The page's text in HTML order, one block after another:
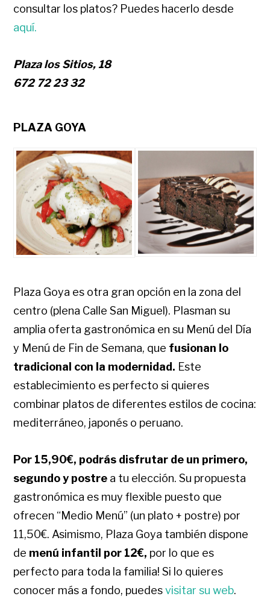
consultar los platos? Puedes hacerlo desde
aquí.
Plaza los Sitios, 18
672 72 23 32
PLAZA GOYA
Plaza Goya es otra gran opción en la zona del
centro (plena Calle San Miguel). Plasman su
amplia oferta gastronómica en su Menú del Día
y Menú de Fin de Semana, que fusionan lo
tradicional con la modernidad. Este
establecimiento es perfecto si quieres
combinar platos de diferentes estilos de cocina:
mediterráneo, japonés o peruano.
Por 15,90€, podrás disfrutar de un primero,
segundo y postre a tu elección. Su propuesta
gastronómica es muy flexible puesto que
ofrecen “Medio Menú” (un plato + postre) por
11,50€. Asimismo, Plaza Goya también dispone
de menú infantil por 12€, por lo que es
perfecto para toda la familia! Si lo quieres
conocer más a fondo, puedesvisitar su web.